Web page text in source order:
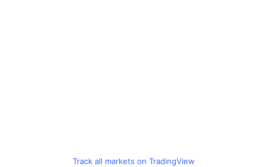
Track all markets on TradingView